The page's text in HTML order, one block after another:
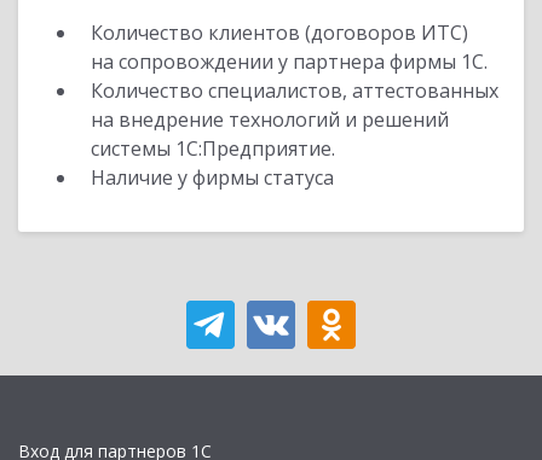
Количество клиентов (договоров ИТС)
на сопровождении у партнера фирмы 1С.
Количество специалистов, аттестованных
на внедрение технологий и решений
системы 1С:Предприятие.
Наличие у фирмы статуса
Вход для партнеров 1С